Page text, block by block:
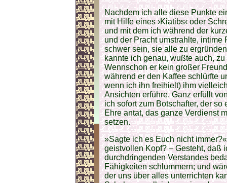
Nachdem ich alle diese Punkte
mit Hilfe eines ›Kiatibs‹ oder
und mit dem ich während der
und der Pracht umstrahlte, intime
schwer sein, sie alle zu
kannte ich genau, wußte auch,
Wennschon er kein großer
während er den Kaffee schlürfte
wenn ich ihn freihielt) ihm
Ansichten erführe. Ganz erfüllt
ich sofort zum Botschafter, der
Ehre antat, das ganze Verdienst
setzen.
»Sagte ich es Euch nicht
geistvollen Kopf? – Gesteht, daß
durchdringenden Verstandes
Fähigkeiten schlummern; und
der uns über alles unterrichten